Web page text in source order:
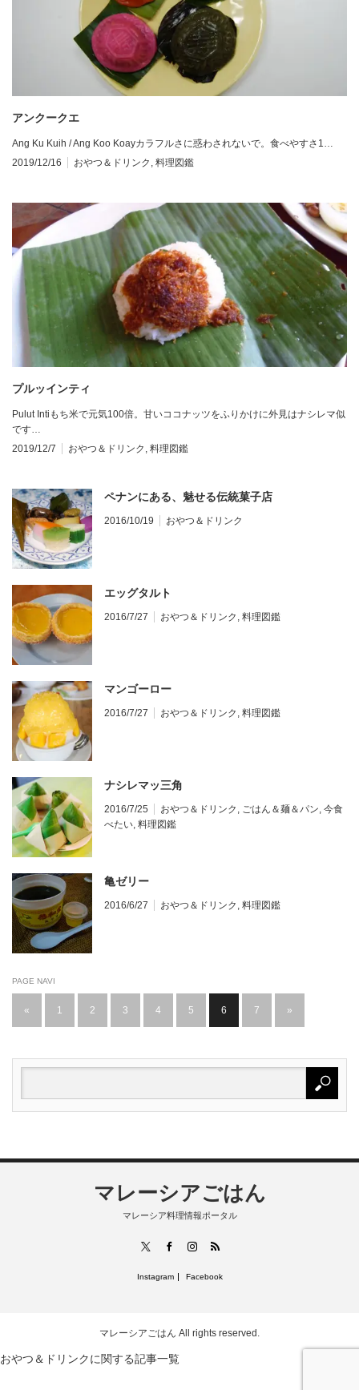
アンクークエ
Ang Ku Kuih / Ang Koo Koayカラフルさに惑わされないで。食べやすさ1…
2019/12/16
おやつ＆ドリンク , 料理図鑑
プルッインティ
Pulut Intiもち米で元気100倍。甘いココナッツをふりかけに外見はナシレマ似
です…
2019/12/7
おやつ＆ドリンク , 料理図鑑
ペナンにある、魅せる伝統菓子店
2016/10/19 おやつ＆ドリンク
エッグタルト
2016/7/27 おやつ＆ドリンク , 料理図鑑
マンゴーロー
2016/7/27 おやつ＆ドリンク , 料理図鑑
ナシレマッ三角
2016/7/25 おやつ＆ドリンク , ごはん＆麺＆パン, 今食
べたい, 料理図鑑
亀ゼリー
2016/6/27 おやつ＆ドリンク , 料理図鑑
PAGE NAVI
« 1 2 3 4 5 6 7 »
マレーシアごはん
マレーシア料理情報ポータル
FacebookInstagram
RSS
Instagram Facebook
マレーシアごはん All rights reserved.
おやつ＆ドリンクに関する記事一覧